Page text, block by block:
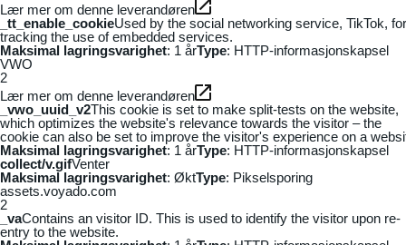
Lær mer om denne leverandøren
_tt_enable_cookieUsed by the social networking service, TikTok, for
tracking the use of embedded services.
Maksimal lagringsvarighet: 1 årType: HTTP-informasjonskapsel
VWO
2
Lær mer om denne leverandøren
_vwo_uuid_v2This cookie is set to make split-tests on the website,
which optimizes the website's relevance towards the visitor – the
cookie can also be set to improve the visitor's experience on a
Maksimal lagringsvarighet: 1 årType: HTTP-informasjonskapsel
collect/v.gifVenter
Maksimal lagringsvarighet: ØktType: Pikselsporing
assets.voyado.com
2
_vaContains an visitor ID. This is used to identify the visitor upon re-
entry to the website.